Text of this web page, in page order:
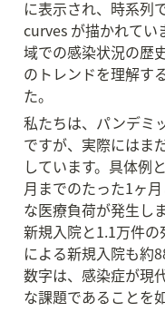
に表示され、時系列
curves が描かれてい
域での感染状況の歴
のトレンドを理解す
た。
私たちは、パンデミ
ですが、実際にはま
しています。具体例
月までのたった1ヶ
な医療負荷が発生し
新規入院と1.1万件
による新規入院も約
数字は、感染症が現
な課題であることを